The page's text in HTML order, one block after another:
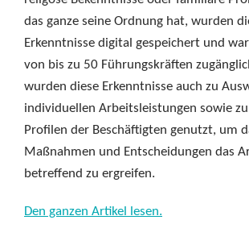
das ganze seine Ordnung hat, wurden
Erkenntnisse digital gespeichert und
von bis zu 50 Führungskräften
wurden diese Erkenntnisse auch zu
individuellen Arbeitsleistungen sowie
Profilen der Beschäftigten genutzt, um
Maßnahmen und Entscheidungen das
betreffend zu ergreifen.
Den ganzen Artikel lesen.